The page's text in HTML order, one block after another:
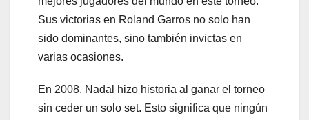
Sus victorias en Roland Garros no solo han
sido dominantes, sino también invictas en
varias ocasiones.
En 2008, Nadal hizo historia al ganar el torneo
sin ceder un solo set. Esto significa que ningún